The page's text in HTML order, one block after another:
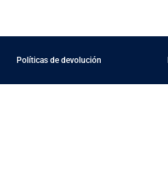
Políticas de devolución